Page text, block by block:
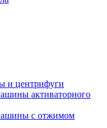
и центрифуги
активаторного
с отжимом